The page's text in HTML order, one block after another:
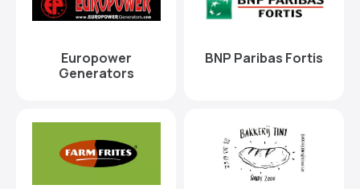
Europower
Generators
BNP Paribas Fortis